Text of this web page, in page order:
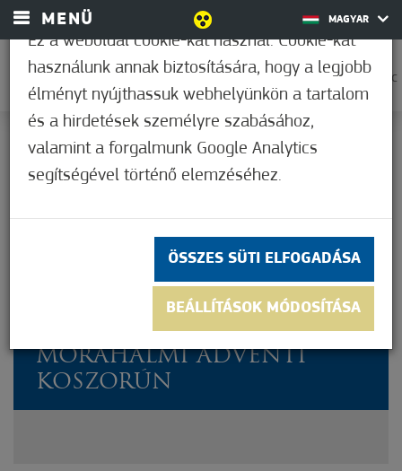
MENÜ MAGYAR
0
31,7°C
Nem értékelt
FELLOBBANT A HARMADIK
GYERTYA LÁNGJA IS A
MÓRAHALMI ADVENTI
KOSZORÚN
Ez a weboldal cookie-kat használ. Cookie-kat
használunk annak biztosítására, hogy a legjobb
élményt nyújthassuk webhelyünkön a tartalom
és a hirdetések személyre szabásához,
valamint a forgalmunk Google Analytics
segítségével történő elemzéséhez.
ÖSSZES SÜTI ELFOGADÁSA
BEÁLLÍTÁSOK MÓDOSÍTÁSA